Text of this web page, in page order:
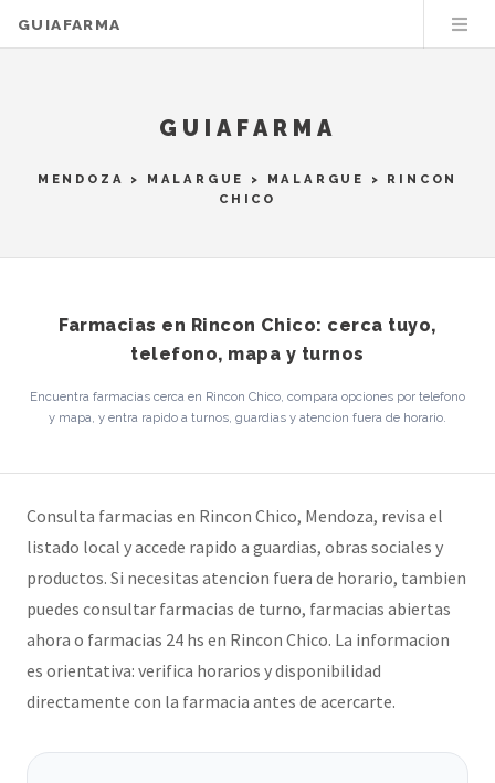
GUIAFARMA
GUIAFARMA
MENDOZA > MALARGUE > MALARGUE
> RINCON
CHICO
Farmacias en Rincon Chico: cerca tuyo,
telefono, mapa y turnos
Encuentra farmacias cerca en Rincon Chico, compara opciones por telefono
y mapa, y entra rapido a turnos, guardias y atencion fuera de horario.
Consulta farmacias en Rincon Chico, Mendoza, revisa el
listado local y accede rapido a guardias, obras sociales y
productos. Si necesitas atencion fuera de horario, tambien
puedes consultar farmacias de turno, farmacias abiertas
ahora o farmacias 24 hs en Rincon Chico. La informacion
es orientativa: verifica horarios y disponibilidad
directamente con la farmacia antes de acercarte.